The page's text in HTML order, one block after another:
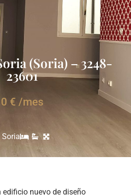
(Soria) – 3248-
23601
0 € /mes
Soria
nuevo de diseño